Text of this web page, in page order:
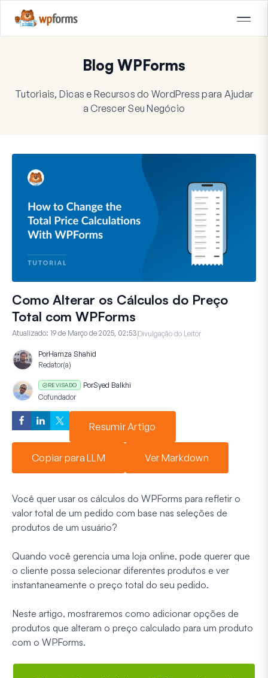
Blog WPForms
Tutoriais, Dicas e Recursos do WordPress para Ajudar
a Crescer Seu Negócio
Como Alterar os Cálculos do Preço
Total com WPForms
Atualizado: 19 de Março de 2025, 02:53 Divulgação do Leitor
PorHamza Shahid
Redator(a)
REVISADO PorSyed Balkhi
Cofundador
Resumir Artigo
Copiar para LLM Ver Markdown
Você quer usar os cálculos do WPForms para refletir o
valor total de um pedido com base nas seleções de
produtos de um usuário?
Quando você gerencia uma loja online, pode querer que
o cliente possa selecionar diferentes produtos e ver
instantaneamente o preço total do seu pedido.
Neste artigo, mostraremos como adicionar opções de
produtos que alteram o preço calculado para um produto
com o WPForms.